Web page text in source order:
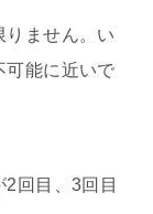
りません。い
可能に近いで
回目、3回目